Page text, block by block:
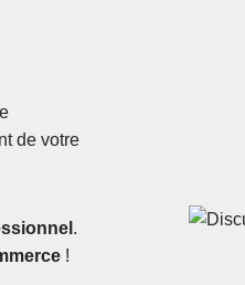
de votre
.
!